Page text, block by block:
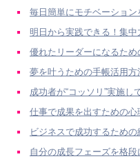
毎日簡単にモチベーション
明日から実践できる！集
優れたリーダーになるため
夢を叶うための手帳活用方
成功者が“コッソリ”実施し
仕事で成果を出すための心
ビジネスで成功するため
自分の成長フェーズを格